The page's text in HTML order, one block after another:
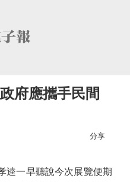
府應攜手民間
分享
一早聽說今次展覽便期